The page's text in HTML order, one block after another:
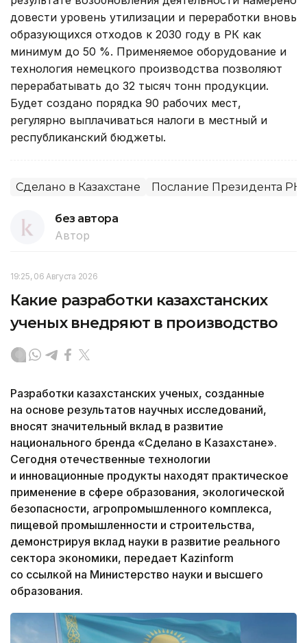
довести уровень утилизации и переработки вновь
образующихся отходов к 2030 году в РК как
минимум до 50 %. Применяемое оборудование и
технология немецкого производства позволяют
перерабатывать до 32 тысяч тонн продукции.
Будет создано порядка 90 рабочих мест,
регулярно выплачиваться налоги в местный и
республиканский бюджеты.
Сделано в Казахстане Послание Президента РК
без автора
Автор
19:25, 06 Августа 2026
Какие разработки казахстанских
ученых внедряют в производство
Разработки казахстанских ученых, созданные
на основе результатов научных исследований,
вносят значительный вклад в развитие
национального бренда «Сделано в Казахстане».
Сегодня отечественные технологии
и инновационные продукты находят практическое
применение в сфере образования, экологической
безопасности, агропромышленного комплекса,
пищевой промышленности и строительства,
демонстрируя вклад науки в развитие реального
сектора экономики, передает Kazinform
со ссылкой на Министерство науки и высшего
образования.